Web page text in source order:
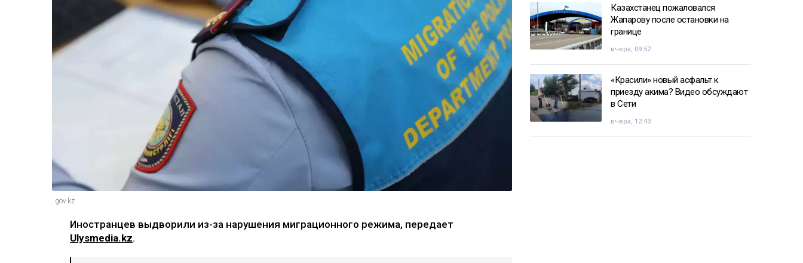
gov.kz
Иностранцев выдворили из-за нарушения миграционного режима, передает
Ulysmedia.kz.
Казахстанец пожаловался
Жапарову после остановки на
границе
вчера, 09:52
«Красили» новый асфальт к
приезду акима? Видео обсуждают
в Сети
вчера, 12:43